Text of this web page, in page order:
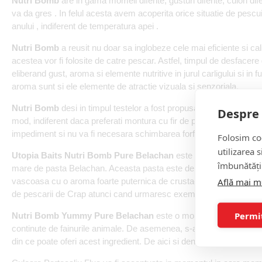
va da gres . In felul acesta avem acoperita orice situatie de
anului , indiferent de temperatura apei .
Nutri Bomb a reusit nu doar sa inglobeze cele mai eficiente si
acestea vor fi folosite de catre pescar. Astfel, timpul de
eliberand gust, aroma si elemente nutritive in jurul carligului si in
aroma sunt si ele elemente de atractie vizuala si senzoriala.
Nutri Bomb desi in timpul testelor a fost propusa ca o momeala
mod, indiferent daca preferati montura cu fir de par si Bait-Sting
impediment si nu va fi necesara schimbarea forfac-ului .
Utopia Baits Nutri Bomb Pure Belachan este destinata
mare de pasta Belachan. Aceasta pasta este de grad consum
vascoasa cu o aroma foarte puternica de crustacee, utilizata in
de pescarii de Crap atunci cand urmaresc exemplarele mari ale
Nutri Bomb Yummy Pure Belachan este o momeala cu un
continute de fainurile animale. De asemenea, s-a optat pentru
din ce poate oferi acest ingredient. De aici si denumirea
Folosim
utilizarea
Află mai